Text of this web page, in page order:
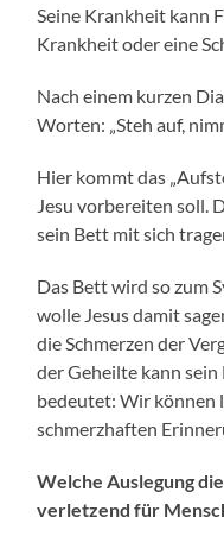
Seine Krankheit kann
Krankheit oder eine
Nach einem kurzen
Worten: „Steh auf,
Hier kommt das
Jesu vorbereiten soll.
sein Bett mit sich
Das Bett wird so zum
wolle Jesus damit
die Schmerzen der
der Geheilte kann
bedeutet: Wir können
schmerzhaften
Welche Auslegung
verletzend für